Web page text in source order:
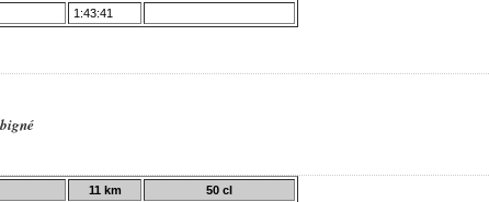
1:43:41
11 km
50 cl